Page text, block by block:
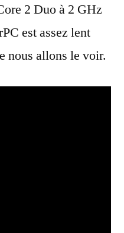
2 Duo à 2 GHz
est assez lent
nous allons le voir.